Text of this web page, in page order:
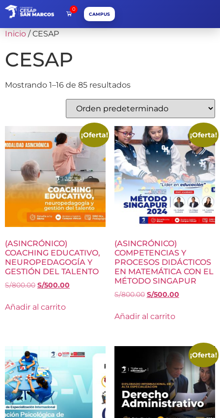
0
CAMPUS
Inicio / CESAP
CESAP
Mostrando 1–16 de 85 resultados
¡Oferta!
(ASINCRÓNICO)
COACHING EDUCATIVO,
NEUROPEDAGOGÍA Y
GESTIÓN DEL TALENTO
S/800.00 S/500.00
Añadir al carrito
¡Oferta!
(ASINCRÓNICO)
COMPETENCIAS Y
PROCESOS DIDÁCTICOS
EN MATEMÁTICA CON EL
MÉTODO SINGAPUR
S/800.00 S/500.00
Añadir al carrito
¡Oferta!